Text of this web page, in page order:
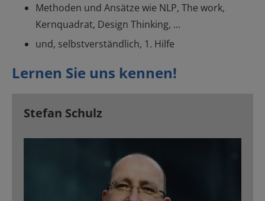
Methoden und Ansätze wie NLP, The work,
Kernquadrat, Design Thinking, ...
und, selbstverständlich, 1. Hilfe
Lernen Sie uns kennen!
Stefan Schulz